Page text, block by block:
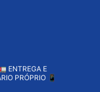
ENTREGA E
PRÓPRIO 📱